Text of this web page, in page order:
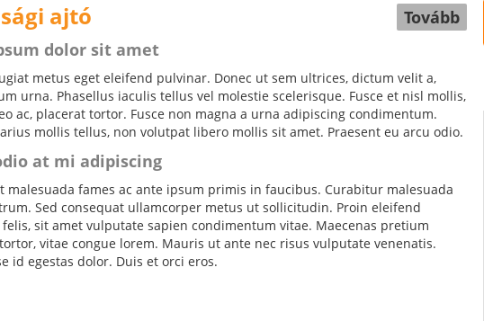
ajtó
Tovább
dolor sit amet
metus eget eleifend pulvinar. Donec ut sem ultrices, dictum velit a,
urna. Phasellus iaculis tellus vel molestie scelerisque. Fusce et nisl mollis,
ac, placerat tortor. Fusce non magna a urna adipiscing condimentum.
mollis tellus, non volutpat libero mollis sit amet. Praesent eu arcu odio.
at mi adipiscing
malesuada fames ac ante ipsum primis in faucibus. Curabitur malesuada
Sed consequat ullamcorper metus ut sollicitudin. Proin eleifend
felis, sit amet vulputate sapien condimentum vitae. Maecenas pretium
vitae congue lorem. Mauris ut ante nec risus vulputate venenatis.
id egestas dolor. Duis et orci eros.